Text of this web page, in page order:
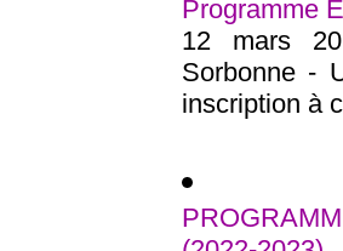
Programme
12 mars
Sorbonne -
inscription à